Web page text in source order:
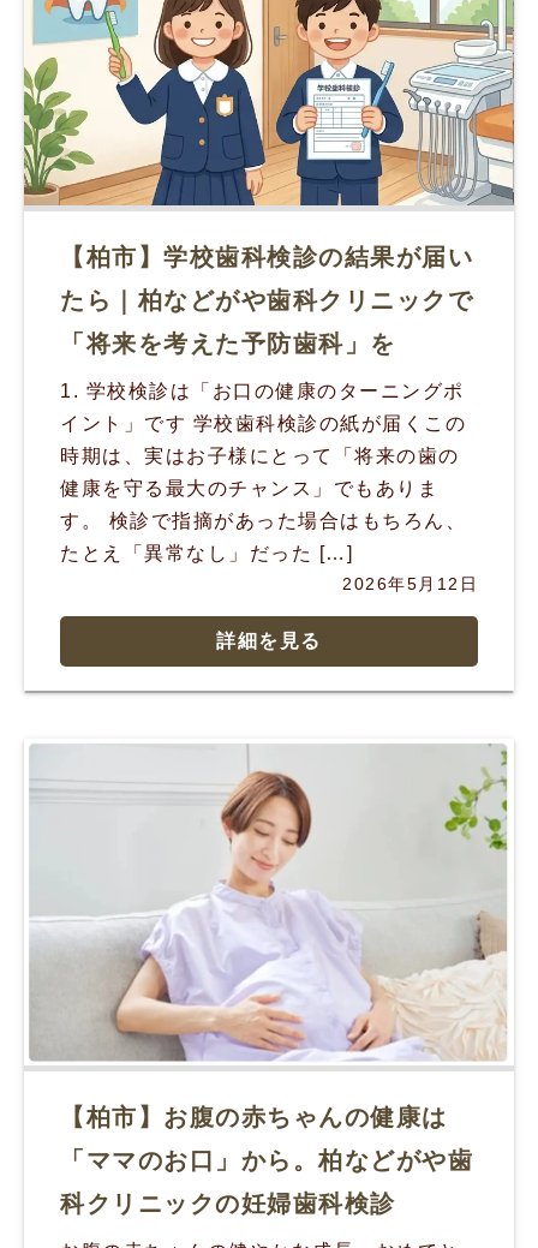
【柏市】学校歯科検診の結果が届い
たら｜柏などがや歯科クリニックで
「将来を考えた予防歯科」を
1. 学校検診は「お口の健康のターニングポ
イント」です 学校歯科検診の紙が届くこの
時期は、実はお子様にとって「将来の歯の
健康を守る最大のチャンス」でもありま
す。 検診で指摘があった場合はもちろん、
たとえ「異常なし」だった […]
2026年5月12日
詳細を見る
【柏市】お腹の赤ちゃんの健康は
「ママのお口」から。柏などがや歯
科クリニックの妊婦歯科検診